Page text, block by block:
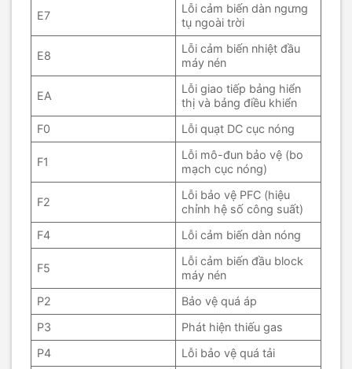
E7
Lỗi cảm biến dàn ngưng
tụ ngoài trời
E8
Lỗi cảm biến nhiệt đầu
máy nén
EA
Lỗi giao tiếp bảng hiển
thị và bảng điều khiển
F0
Lỗi quạt DC cục nóng
F1
Lỗi mô-đun bảo vệ (bo
mạch cục nóng)
F2
Lỗi bảo vệ PFC (hiệu
chỉnh hệ số công suất)
F4
Lỗi cảm biến dàn nóng
F5
Lỗi cảm biến đầu block
máy nén
P2
Bảo vệ quá áp
P3
Phát hiện thiếu gas
P4
Lỗi bảo vệ quá tải